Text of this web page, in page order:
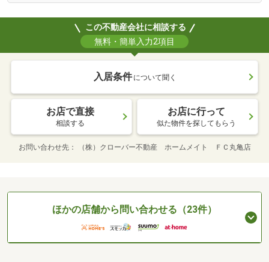
この不動産会社に相談する
無料・簡単入力2項目
入居条件 について聞く
お店で直接
相談する
お店に行って
似た物件を探してもらう
お問い合わせ先 （株）クローバー不動産 ホームメイト ＦＣ丸亀店
ほかの店舗から問い合わせる（23件）